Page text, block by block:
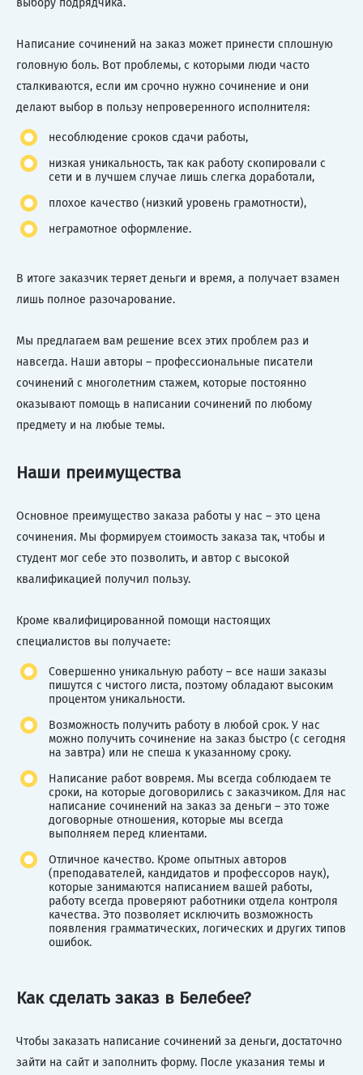
Написание сочинений на заказ может принести сплошную
головную боль. Вот проблемы, с которыми люди часто
сталкиваются, если им срочно нужно сочинение и они
делают выбор в пользу непроверенного исполнителя:
несоблюдение сроков сдачи работы,
низкая уникальность, так как работу скопировали с
сети и в лучшем случае лишь слегка доработали,
плохое качество (низкий уровень грамотности),
неграмотное оформление.
В итоге заказчик теряет деньги и время, а получает взамен
лишь полное разочарование.
Мы предлагаем вам решение всех этих проблем раз и
навсегда. Наши авторы – профессиональные писатели
сочинений с многолетним стажем, которые постоянно
оказывают помощь в написании сочинений по любому
предмету и на любые темы.
Наши преимущества
Основное преимущество заказа работы у нас – это цена
сочинения. Мы формируем стоимость заказа так, чтобы и
студент мог себе это позволить, и автор с высокой
квалификацией получил пользу.
Кроме квалифицированной помощи настоящих
специалистов вы получаете:
Совершенно уникальную работу – все наши заказы
пишутся с чистого листа, поэтому обладают высоким
процентом уникальности.
Возможность получить работу в любой срок. У нас
можно получить сочинение на заказ быстро (с сегодня
на завтра) или не спеша к указанному сроку.
Написание работ вовремя. Мы всегда соблюдаем те
сроки, на которые договорились с заказчиком. Для нас
написание сочинений на заказ за деньги – это тоже
договорные отношения, которые мы всегда
выполняем перед клиентами.
Отличное качество. Кроме опытных авторов
(преподавателей, кандидатов и профессоров наук),
которые занимаются написанием вашей работы,
работу всегда проверяют работники отдела контроля
качества. Это позволяет исключить возможность
появления грамматических, логических и других типов
ошибок.
Как сделать заказ в Белебее?
Чтобы заказать написание сочинений за деньги, достаточно
зайти на сайт и заполнить форму. После указания темы и